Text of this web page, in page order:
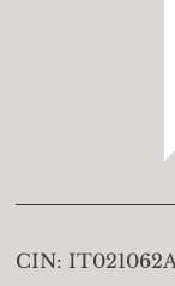
CIN: